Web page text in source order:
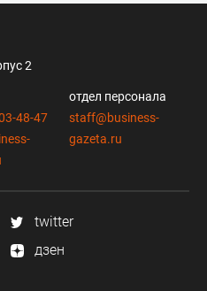
2
48-47
отдел персонала
staff@business-
gazeta.ru
twitter
дзен